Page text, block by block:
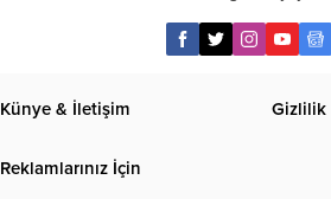
Künye & İletişim Gizlilik
Reklamlarınız İçin